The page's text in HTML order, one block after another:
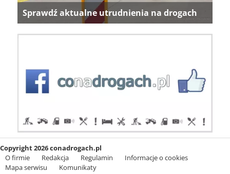
Sprawdź aktualne utrudnienia na drogach
Copyright 2026 conadrogach.pl
O firmie
Redakcja Regulamin
Informacje o cookies
Mapa serwisu
Komunikaty